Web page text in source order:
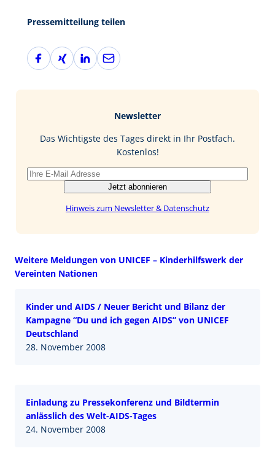
Pressemitteilung teilen
F
a
X
i
L
i
I
E
-
Newsletter
Das Wichtigste des Tages direkt in Ihr Postfach.
Kostenlos!
Jetzt abonnieren
Hinweis zum Newsletter & Datenschutz
Weitere Meldungen von UNICEF – Kinderhilfswerk der
Vereinten Nationen
Kinder und AIDS / Neuer Bericht und Bilanz der
Kampagne “Du und ich gegen AIDS” von UNICEF
Deutschland
28. November 2008
Einladung zu Pressekonferenz und Bildtermin
anlässlich des Welt-AIDS-Tages
24. November 2008